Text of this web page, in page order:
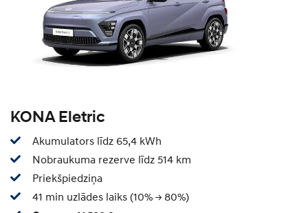
KONA Eletric
Akumulators līdz 65,4 kWh
Nobraukuma rezerve līdz 514 km
Priekšpiedziņa
41 min uzlādes laiks (10% -> 80%)